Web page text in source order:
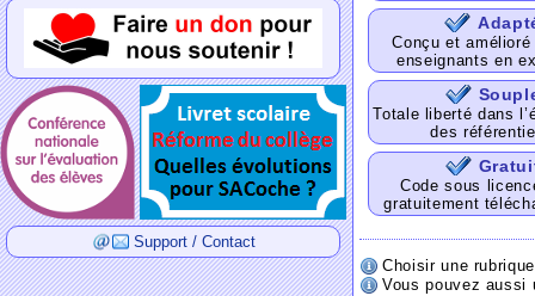
Support / Contact
Conçu et
enseignants en
Totale liberté dans
des
Code sous
gratuitement
Choisir une
Vous pouvez